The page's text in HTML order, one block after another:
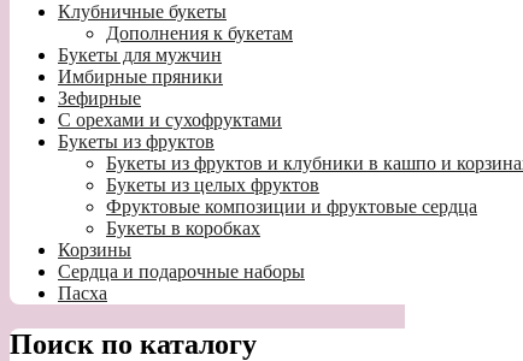
Клубничные букеты
Дополнения к букетам
Букеты для мужчин
Имбирные пряники
Зефирные
С орехами и сухофруктами
Букеты из фруктов
Букеты из фруктов и клубники в кашпо и
Букеты из целых фруктов
Фруктовые композиции и фруктовые сердца
Букеты в коробках
Корзины
Сердца и подарочные наборы
Пасха
Поиск по каталогу